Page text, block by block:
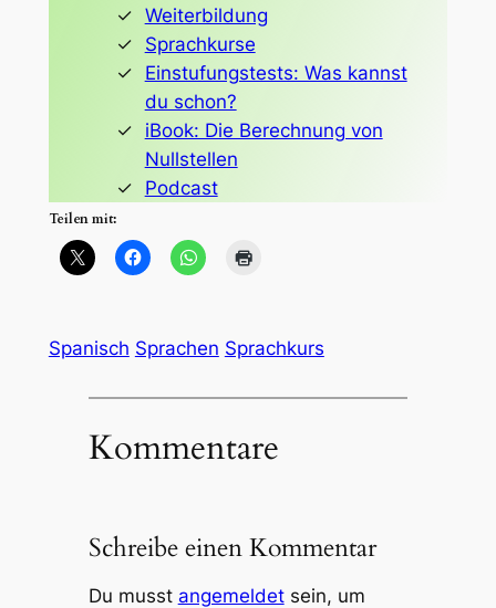
Weiterbildung
Sprachkurse
Einstufungstests: Was kannst
du schon?
iBook: Die Berechnung von
Nullstellen
Podcast
Teilen mit:
Spanisch Sprachen Sprachkurs
Kommentare
Schreibe einen Kommentar
Du musst angemeldetsein, um